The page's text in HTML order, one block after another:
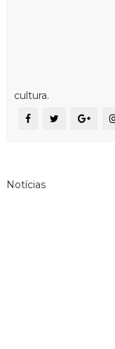
cultura.
Notícias